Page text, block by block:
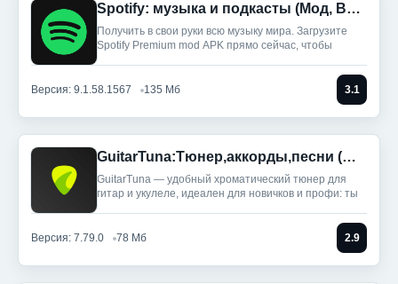
Spotify: музыка и подкасты (Мод, Всё разблокировано)
Получить в свои руки всю музыку мира. Загрузите
Spotify Premium mod APK прямо сейчас, чтобы
Версия: 9.1.58.1567 135 Мб 3.1
GuitarTuna:Тюнер,аккорды,песни (Мод, Premium Unlocked)
GuitarTuna — удобный хроматический тюнер для
гитар и укулеле, идеален для новичков и профи: ты
Версия: 7.79.0 78 Мб 2.9